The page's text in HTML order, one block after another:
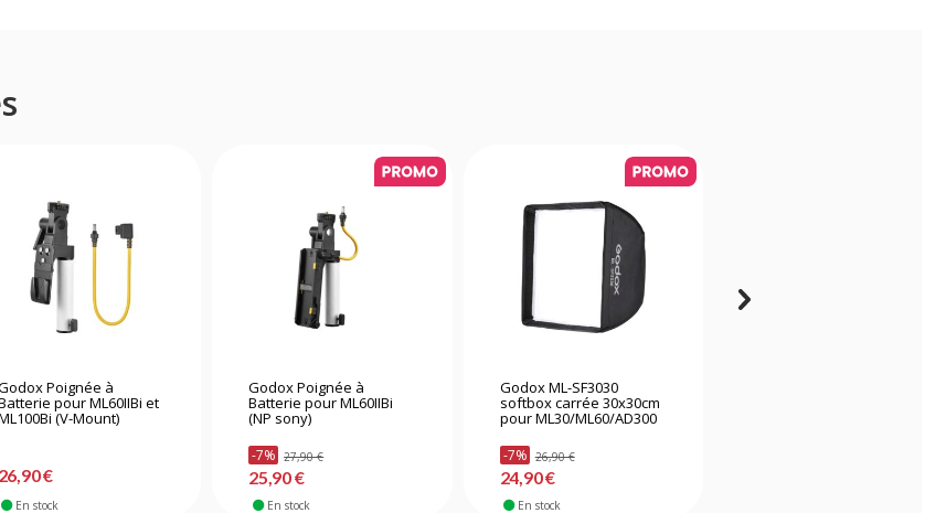
Poignée à
pour ML60IIBi et
(V-Mount)
26,90 €
En stock
Godox Poignée à
Batterie pour ML60IIBi
(NP sony)
-7% 27,90 €
25,90 €
En stock
Godox ML-SF3030
softbox carrée 30x30cm
pour ML30/ML60/AD300
-7% 26,90 €
24,90 €
En stock